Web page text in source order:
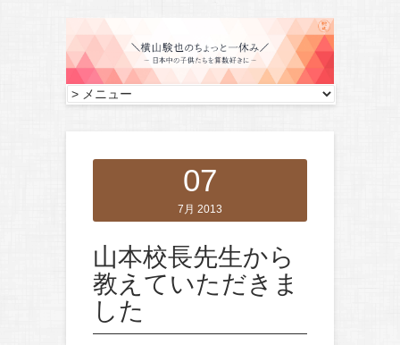
07
7月 2013
山本校長先生から
教えていただきま
した